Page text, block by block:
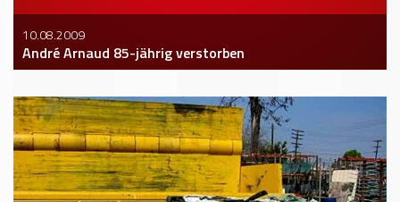
10.08.2009
André Arnaud 85-jährig verstorben